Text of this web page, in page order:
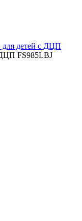
для детей с ДЦП
FS985LBJ